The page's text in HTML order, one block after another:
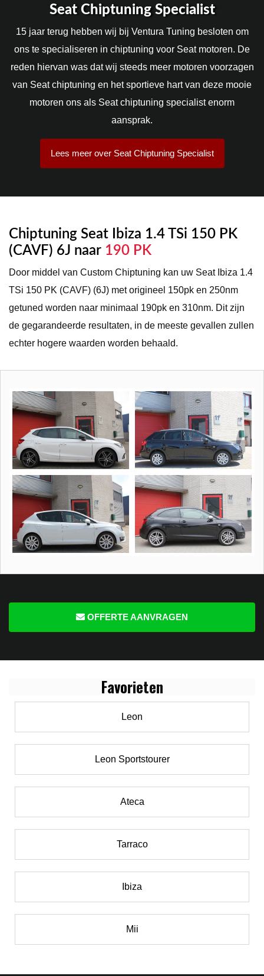
Seat Chiptuning Specialist
15 jaar terug hebben wij bij Ventura Tuning besloten om
ons te specialiseren in chiptuning voor Seat motoren. De
reden hiervan was dat wij steeds meer motoren voorzagen
van Seat chiptuning en het sportieve hart van deze mooie
motoren ons als Seat chiptuning specialist enorm
aansprak.
Lees meer over Seat Chiptuning Specialist
Chiptuning Seat Ibiza 1.4 TSi 150 PK
(CAVF) 6J naar 190 PK
Door middel van Custom Chiptuning kan uw Seat Ibiza 1.4
TSi 150 PK (CAVF) (6J) met origineel 150pk en 250nm
getuned worden naar minimaal 190pk en 310nm. Dit zijn
de gegarandeerde resultaten, in de meeste gevallen zullen
echter hogere waarden worden behaald.
OFFERTE AANVRAGEN
Favorieten
Leon
Leon Sportstourer
Ateca
Tarraco
Ibiza
Mii